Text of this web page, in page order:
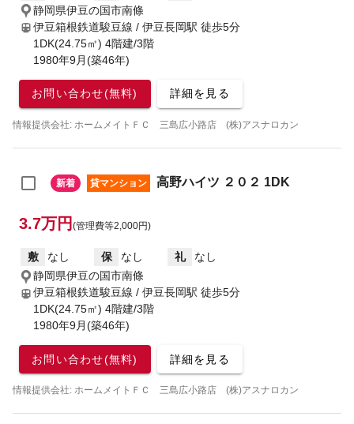
静岡県伊豆の国市南條
伊豆箱根鉄道駿豆線 / 伊豆長岡駅 徒歩5分
1DK(24.75㎡) 4階建/3階
1980年9月(築46年)
お問い合わせ(無料) 詳細を見る
情報提供会社: ホームメイトＦＣ 三島広小路店 (株)アスナロカン
新着 貸マンション 高野ハイツ ２０２ 1DK
3.7万円 (管理費等2,000円)
敷 なし 保 なし 礼
なし
静岡県伊豆の国市南條
伊豆箱根鉄道駿豆線 / 伊豆長岡駅 徒歩5分
1DK(24.75㎡) 4階建/3階
1980年9月(築46年)
お問い合わせ(無料) 詳細を見る
情報提供会社: ホームメイトＦＣ 三島広小路店 (株)アスナロカン